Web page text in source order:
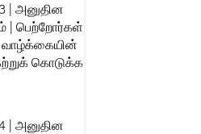
| அனுதின
| பெற்றோர்கள்
கொடுக்க
| அனுதின